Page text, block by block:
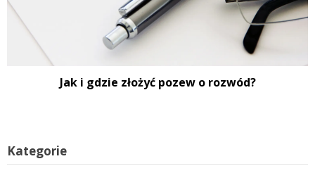
Jak i gdzie złożyć pozew o rozwód?
Kategorie